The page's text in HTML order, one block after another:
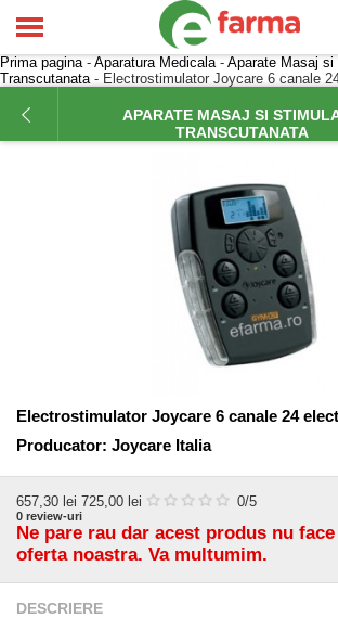
Prima pagina- Aparatura Medicala- Aparate Masaj si
Transcutanata- Electrostimulator Joycare 6 canale
APARATE MASAJ SI
TRANSCUTANATA
Electrostimulator Joycare 6 canale 24
Producator: Joycare Italia
657,30 lei 725,00 lei 0/5
0 review-uri
Ne pare rau dar acest produs nu
oferta noastra. Va multumim.
DESCRIERE